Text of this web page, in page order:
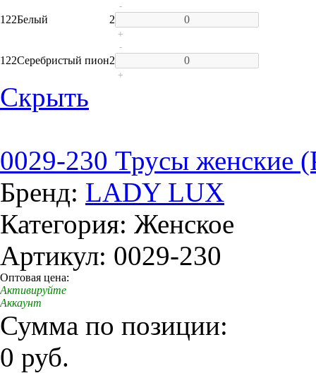
122Белый 2
-
+
122Серебристый пион2
-
+
Скрыть
0029-230 Трусы женские
Бренд: LADY LUX
Категория: Женское
Артикул: 0029-230
Оптовая цена:
Активируйте
Аккаунт
Сумма по позиции:
0 руб.